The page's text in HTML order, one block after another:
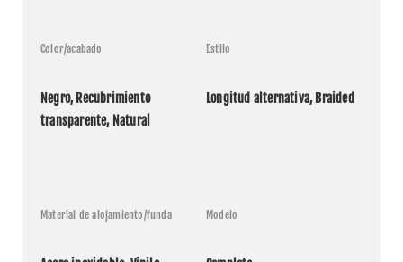
Color/acabado
Negro, Recubrimiento
transparente, Natural
Estilo
Longitud alternativa, Braided
Material de alojamiento/funda Modelo